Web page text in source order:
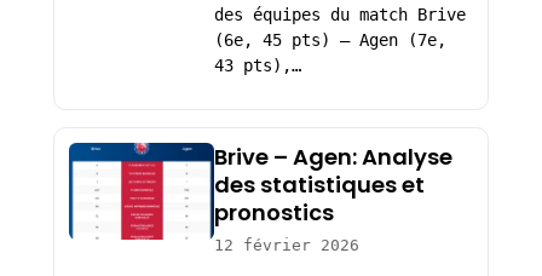
des équipes du match Brive
(6e, 45 pts) – Agen (7e,
43 pts),…
Brive – Agen: Analyse
des statistiques et
pronostics
12 février 2026